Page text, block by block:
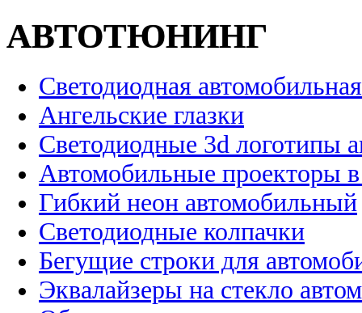
АВТОТЮНИНГ
Светодиодная
Ангельские глазки
Светодиодные 3d логотипы
Автомобильные проекторы
Гибкий неон автомобильный
Светодиодные колпачки
Бегущие строки для
Эквалайзеры на стекло